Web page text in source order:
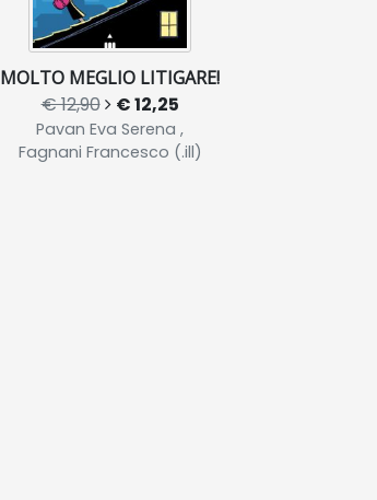
MOLTO MEGLIO LITIGARE!
€ 12,90 € 12,25
Pavan Eva Serena ,
Fagnani Francesco (.ill)